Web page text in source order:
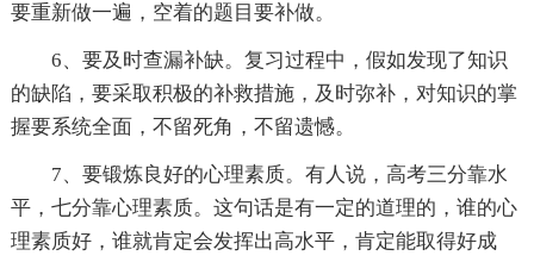
要重新做一遍，空着的题目要补做。
6、要及时查漏补缺。复习过程中，假如发现了知识
的缺陷，要采取积极的补救措施，及时弥补，对知识的掌
握要系统全面，不留死角，不留遗憾。
7、要锻炼良好的心理素质。有人说，高考三分靠水
平，七分靠心理素质。这句话是有一定的道理的，谁的心
理素质好，谁就肯定会发挥出高水平，肯定能取得好成